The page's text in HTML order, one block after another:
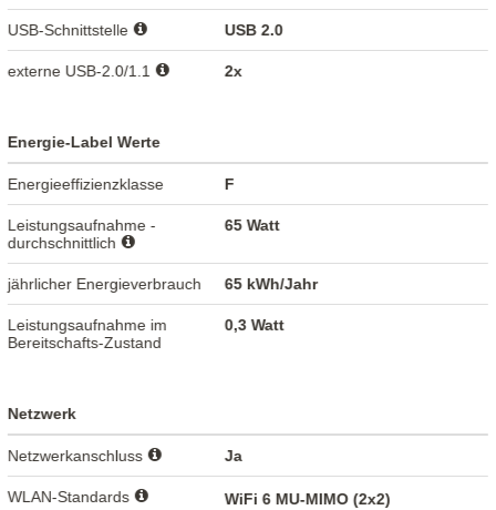
USB-Schnittstelle USB 2.0
externe USB-2.0/1.1 2x
Energie-Label Werte
Energieeffizienzklasse F
Leistungsaufnahme -
durchschnittlich
65 Watt
jährlicher Energieverbrauch 65 kWh/Jahr
Leistungsaufnahme im
Bereitschafts-Zustand
0,3 Watt
Netzwerk
Netzwerkanschluss Ja
WLAN-Standards
WiFi 6 MU-MIMO (2x2)